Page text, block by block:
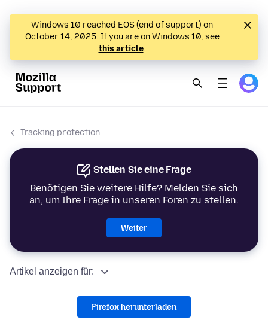
Windows 10 reached EOS (end of support) on
October 14, 2025. If you are on Windows 10, see
this article.
Tracking protection
Stellen Sie eine Frage
Benötigen Sie weitere Hilfe? Melden Sie sich
an, um Ihre Frage in unseren Foren zu stellen.
Weiter
Artikel anzeigen für:
Firefox herunterladen